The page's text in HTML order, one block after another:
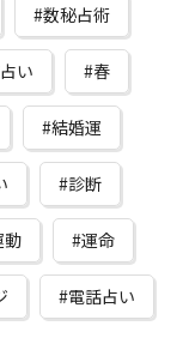
数秘占術
い 春
結婚運
診断
動 運命
電話占い